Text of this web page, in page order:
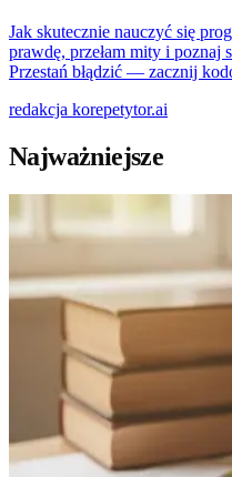
Jak skutecznie nauczyć się
prawdę, przełam mity i poznaj
Przestań błądzić — zacznij
redakcja korepetytor.ai
Najważniejsze